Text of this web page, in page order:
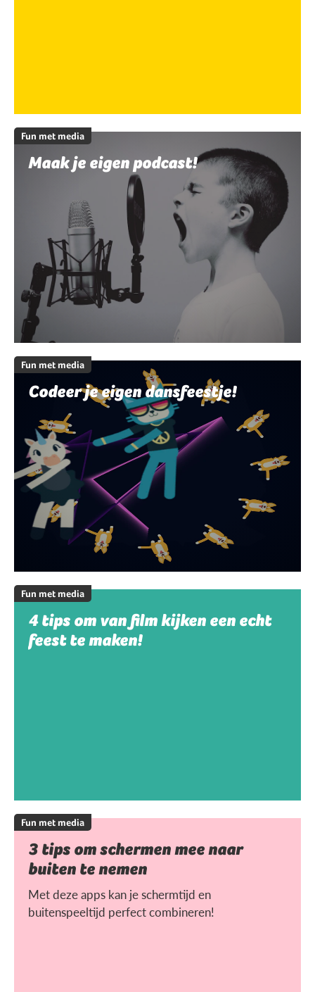
Fun met media
Maak je eigen podcast!
Fun met media
Codeer je eigen dansfeestje!
Fun met media
4 tips om van film kijken een echt
feest te maken!
Fun met media
3 tips om schermen mee naar
buiten te nemen
Met deze apps kan je schermtijd en
buitenspeeltijd perfect combineren!